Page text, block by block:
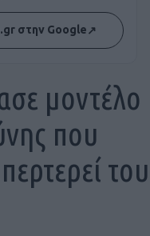
στην Google↗
μοντέλο
που
του